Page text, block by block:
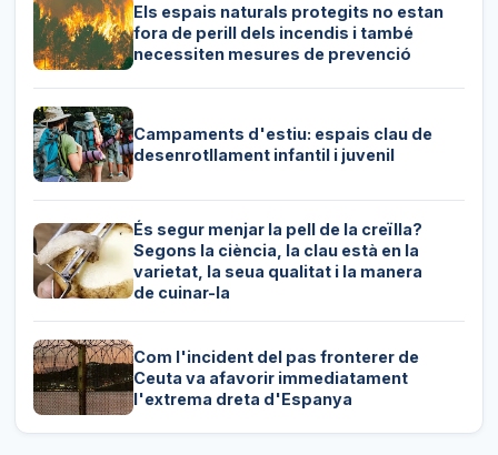
Els espais naturals protegits no estan
fora de perill dels incendis i també
necessiten mesures de prevenció
Campaments d'estiu: espais clau de
desenrotllament infantil i juvenil
És segur menjar la pell de la creïlla?
Segons la ciència, la clau està en la
varietat, la seua qualitat i la manera
de cuinar-la
Com l'incident del pas fronterer de
Ceuta va afavorir immediatament
l'extrema dreta d'Espanya